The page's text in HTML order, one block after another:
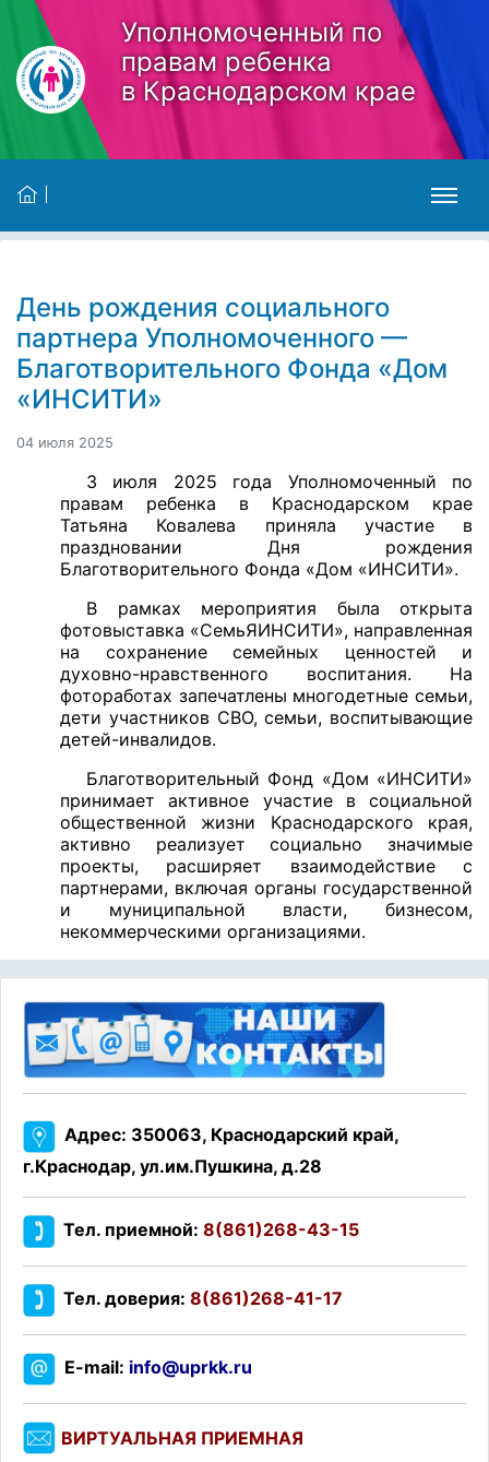
Skip to main content
Уполномоченный по
правам ребенка
в Краснодарском крае
День рождения социального
партнера Уполномоченного —
Благотворительного Фонда «Дом
«ИНСИТИ»
04 июля 2025
3 июля 2025 года Уполномоченный по
правам ребенка в Краснодарском крае
Татьяна Ковалева приняла участие в
праздновании Дня рождения
Благотворительного Фонда «Дом «ИНСИТИ».
В рамках мероприятия была открыта
фотовыставка «СемьЯИНСИТИ», направленная
на сохранение семейных ценностей и
духовно-нравственного воспитания. На
фотоработах запечатлены многодетные семьи,
дети участников СВО, семьи, воспитывающие
детей-инвалидов.
Благотворительный Фонд «Дом «ИНСИТИ»
принимает активное участие в социальной
общественной жизни Краснодарского края,
активно реализует социально значимые
проекты, расширяет взаимодействие с
партнерами, включая органы государственной
и муниципальной власти, бизнесом,
некоммерческими организациями.
Адрес: 350063, Краснодарский край,
г.Краснодар, ул.им.Пушкина, д.28
Тел. приемной: 8(861)268-43-15
Тел. доверия: 8(861)268-41-17
E-mail: info@uprkk.ru
ВИРТУАЛЬНАЯ ПРИЕМНАЯ